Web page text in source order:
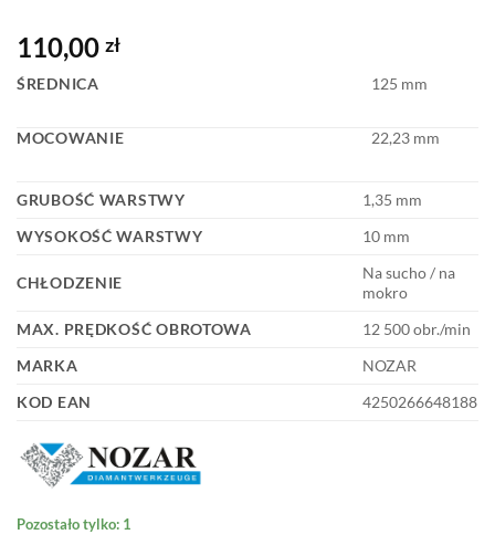
110,00 zł
ŚREDNICA 125 mm
MOCOWANIE 22,23 mm
GRUBOŚĆ WARSTWY
1,35 mm
WYSOKOŚĆ WARSTWY
10 mm
CHŁODZENIE
Na sucho / na
mokro
MAX. PRĘDKOŚĆ OBROTOWA
12 500 obr./min
MARKA
NOZAR
KOD EAN
4250266648188
Pozostało tylko: 1